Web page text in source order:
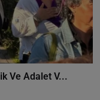
Ve Adalet V...